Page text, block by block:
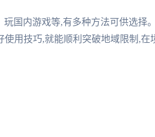
国内游戏等,有多种方法可供选择
用技巧,就能顺利突破地域限制,在